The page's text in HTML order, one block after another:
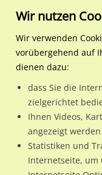
Regionale
Nutze günstige
Wir nutzen
Wir verwenden
vorübergehend auf
dienen dazu:
dass Sie die
zielgerichtet
Ihnen Videos,
angezeigt werden
Statistiken und
Internetseite, um